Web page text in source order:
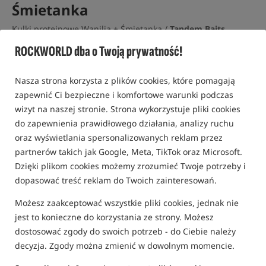
ROCKWORLD dba o Twoją prywatność!
Nasza strona korzysta z plików cookies, które pomagają
zapewnić Ci bezpieczne i komfortowe warunki podczas
wizyt na naszej stronie. Strona wykorzystuje pliki cookies
do zapewnienia prawidłowego działania, analizy ruchu
oraz wyświetlania spersonalizowanych reklam przez
partnerów takich jak Google, Meta, TikTok oraz Microsoft.
Dzięki plikom cookies możemy zrozumieć Twoje potrzeby i
dopasować treść reklam do Twoich zainteresowań.
Możesz zaakceptować wszystkie pliki cookies, jednak nie
jest to konieczne do korzystania ze strony. Możesz
dostosować zgody do swoich potrzeb - do Ciebie należy
decyzja. Zgody można zmienić w dowolnym momencie.
Śmietanka
Kulki proteinowe Wanilia + Śmietanka /Tandem Baits
5,0